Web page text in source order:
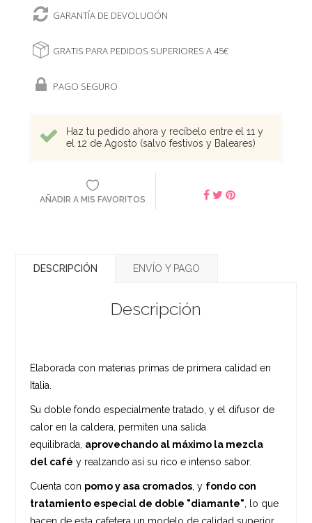
GARANTÍA DE DEVOLUCIÓN
GRATIS PARA PEDIDOS SUPERIORES A 45€
PAGO SEGURO
Haz tu pedido ahora y recíbelo entre el 11 y
el 12 de Agosto (salvo festivos y Baleares)
AÑADIR A MIS FAVORITOS
DESCRIPCIÓN ENVÍO Y PAGO
Descripción
Elaborada con materias primas de primera calidad en
Italia.
Su doble fondo especialmente tratado, y el difusor de
calor en la caldera, permiten una salida
equilibrada, aprovechando al máximo la mezcla
del café y realzando así su rico e intenso sabor.
Cuenta con pomo y asa cromados , y fondo con
tratamiento especial de doble "diamante" , lo que